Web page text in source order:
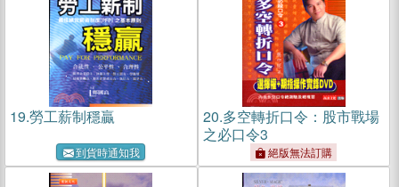
19.勞工薪制穩贏
到貨時通知我
20.多空轉折口令：股市戰場
之必口令3
絕版無法訂購